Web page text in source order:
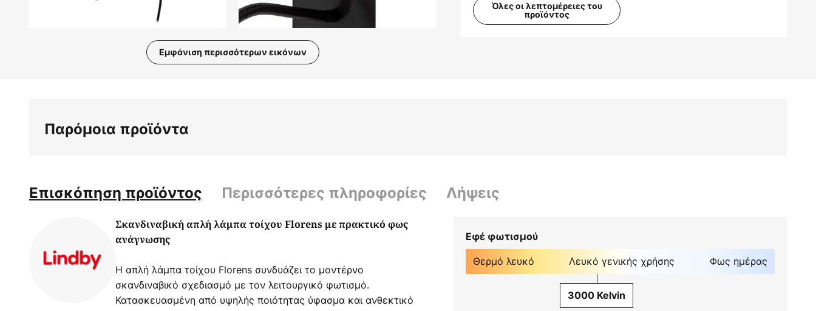
Εμφάνιση περισσότερων εικόνων
συλλογής
Όλες οι λεπτομέρειες του
προϊόντος
Παρόμοια προϊόντα
Επισκόπηση προϊόντος Περισσότερες πληροφορίες Λήψεις
Σκανδιναβική απλή λάμπα τοίχου Florens με πρακτικό φως
ανάγνωσης
Η απλή λάμπα τοίχου Florens συνδυάζει το μοντέρνο
σκανδιναβικό σχεδιασμό με τον λειτουργικό φωτισμό.
Κατασκευασμένη από υψηλής ποιότητας ύφασμα και ανθεκτικό
Εφέ φωτισμού
Θερμό λευκό Λευκό γενικής χρήσης Φως ημέρας
3000 Kelvin